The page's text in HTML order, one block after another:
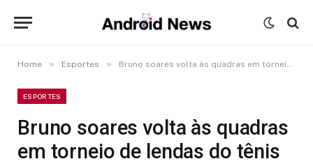
Home » Esportes » Bruno soares volta às quadras em torneio de lendas do tênis
ESPORTES
Bruno soares volta às quadras
em torneio de lendas do tênis